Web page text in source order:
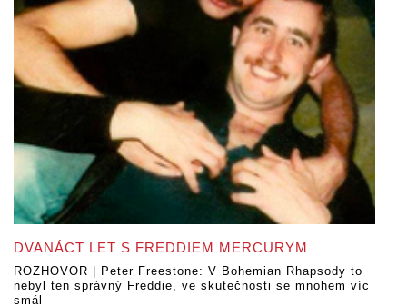
DVANÁCT LET S FREDDIEM MERCURYM
ROZHOVOR | Peter Freestone: V Bohemian Rhapsody to
nebyl ten správný Freddie, ve skutečnosti se mnohem víc
smál